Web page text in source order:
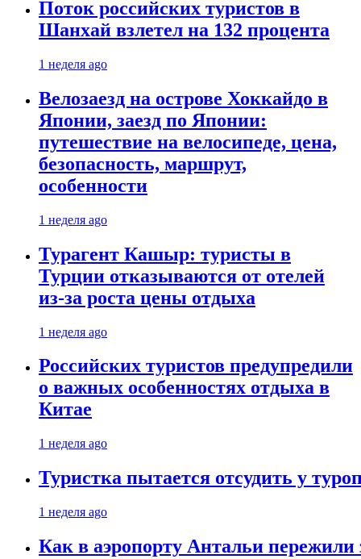
Поток российских туристов в
Шанхай взлетел на 132 процента
1 неделя ago
Велозаезд на острове Хоккайдо в
Японии, заезд по Японии:
путешествие на велосипеде, цена,
безопасность, маршрут,
особенности
1 неделя ago
Турагент Кашыр: туристы в
Турции отказываются от отелей
из-за роста цены отдыха
1 неделя ago
Российских туристов предупредили
о важных особенностях отдыха в
Китае
1 неделя ago
Туристка пытается отсудить у
1 неделя ago
Как в аэропорту Антальи